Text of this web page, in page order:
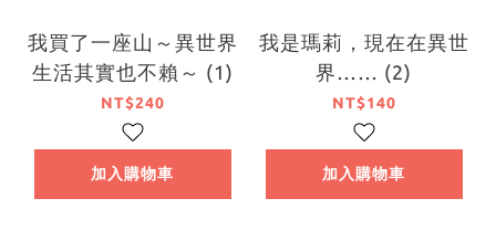
我買了一座山～異世界
生活其實也不賴～ (1)
NT$240
加入購物車
我是瑪莉，現在在異世
界…… (2)
NT$140
加入購物車